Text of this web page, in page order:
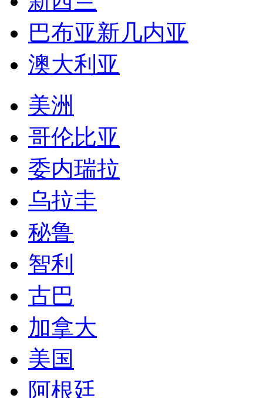
委内瑞拉
乌拉圭
秘鲁
智利
古巴
加拿大
美国
阿根廷
巴西
墨西哥
签证服务承诺
出签成功率：